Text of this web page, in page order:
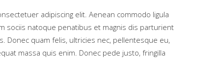
adipiscing elit. Aenean commodo ligula
sociis natoque penatibus et magnis dis parturient
Donec quam felis, ultricies nec, pellentesque eu,
massa quis enim. Donec pede justo, fringilla